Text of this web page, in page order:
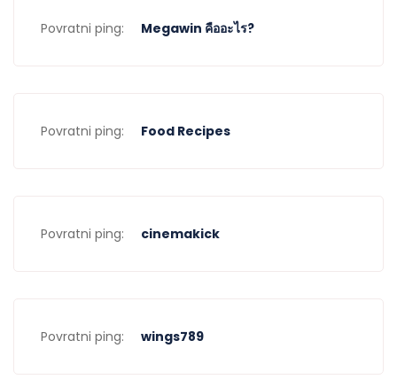
Povratni ping: Megawin คืออะไร?
Povratni ping: Food Recipes
Povratni ping: cinemakick
Povratni ping: wings789